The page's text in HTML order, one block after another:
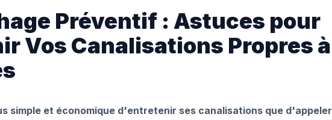
Préventif : Astuces pour
Vos Canalisations Propres à
simple et économique d'entretenir ses canalisations que d'appeler